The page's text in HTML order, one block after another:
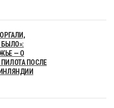
БЫЛО»:
— О
ПОСЛЕ